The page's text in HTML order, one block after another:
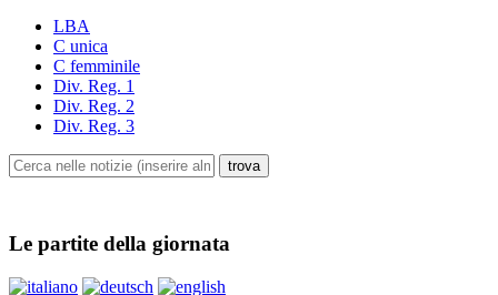
LBA
C unica
C femminile
Div. Reg. 1
Div. Reg. 2
Div. Reg. 3
Le partite della giornata